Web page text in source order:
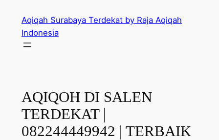
content
Aqiqah Surabaya Terdekat by Raja Aqiqah
Indonesia
AQIQOH DI SALEN
TERDEKAT |
082244449942 | TERBAIK